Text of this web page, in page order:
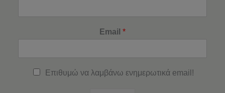
Email *
Επιθυμώ να λαμβάνω ενημερωτικά email!